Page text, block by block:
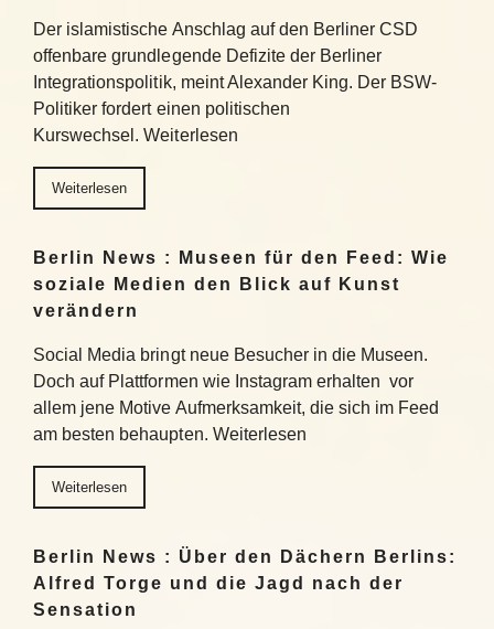
Der islamistische Anschlag auf den Berliner CSD
offenbare grundlegende Defizite der Berliner
Integrationspolitik, meint Alexander King. Der BSW-
Politiker fordert einen politischen
Kurswechsel. Weiterlesen
Weiterlesen
Berlin News : Museen für den Feed: Wie
soziale Medien den Blick auf Kunst
verändern
Social Media bringt neue Besucher in die Museen.
Doch auf Plattformen wie Instagram erhalten vor
allem jene Motive Aufmerksamkeit, die sich im Feed
am besten behaupten. Weiterlesen
Weiterlesen
Berlin News : Über den Dächern Berlins:
Alfred Torge und die Jagd nach der
Sensation